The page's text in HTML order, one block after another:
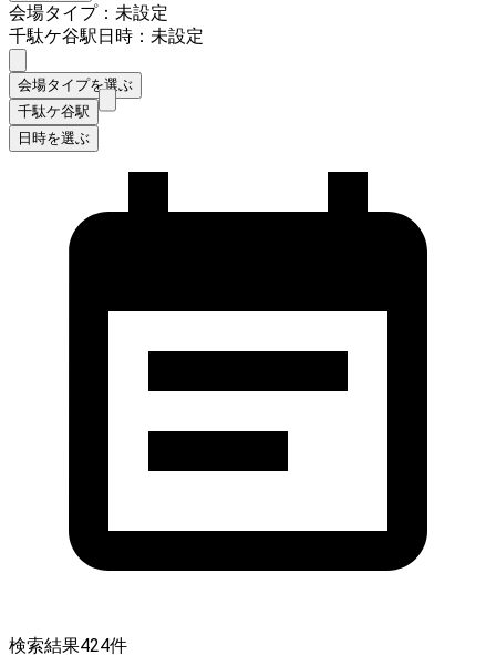
会場タイプ：未設定
千駄ケ谷駅日時：未設定
会場タイプを選ぶ
千駄ケ谷駅
日時を選ぶ
検索結果424件